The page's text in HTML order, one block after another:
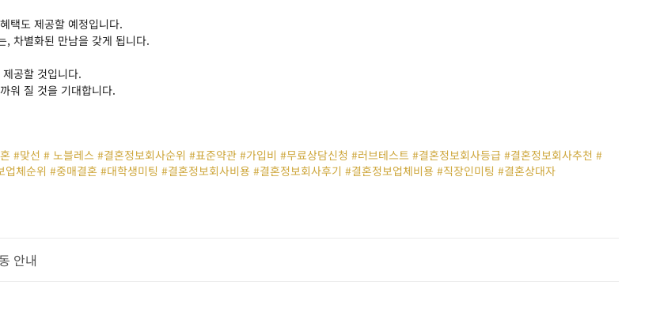
택도 제공할 예정입니다.
, 차별화된 만남을 갖게 됩니다.
공할 것입니다.
워 질 것을 기대합니다.
#맞선 # 노블레스 #결혼정보회사순위 #표준약관 #가입비 #무료상담신청 #러브테스트 #결혼정보회사등급 #결혼정보회사추천 #
체순위 #중매결혼 #대학생미팅 #결혼정보회사비용 #결혼정보회사후기 #결혼정보업체비용 #직장인미팅 #결혼상대자
안내